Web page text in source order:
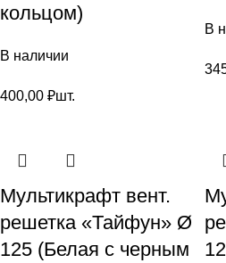
кольцом)
В наличии
400,00 ₽шт.
В
Мультикрафт вент.
решетка «Тайфун» Ø
125 (Белая с черным